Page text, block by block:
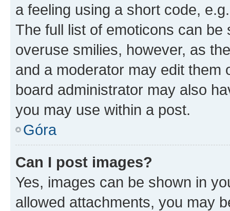
a feeling using a short code,
The full list of emoticons can
overuse smilies, however, as
and a moderator may edit them
board administrator may also
you may use within a post.
Góra
Can I post images?
Yes, images can be shown in
allowed attachments, you may